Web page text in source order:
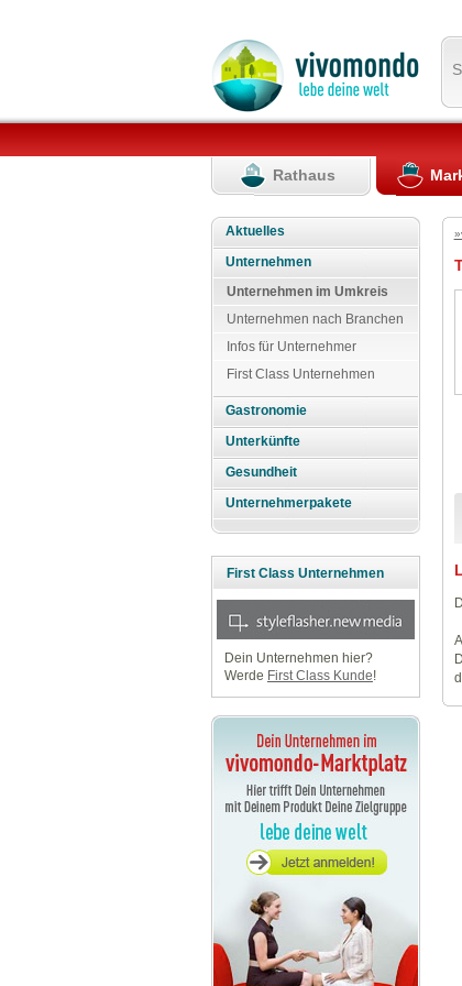
Rathaus
Aktuelles
Unternehmen
Unternehmen im Umkreis
Unternehmen nach Branchen
Infos für Unternehmer
First Class Unternehmen
Gastronomie
Unterkünfte
Gesundheit
Unternehmerpakete
First Class Unternehmen
Dein Unternehmen hier?
Werde First Class Kunde!